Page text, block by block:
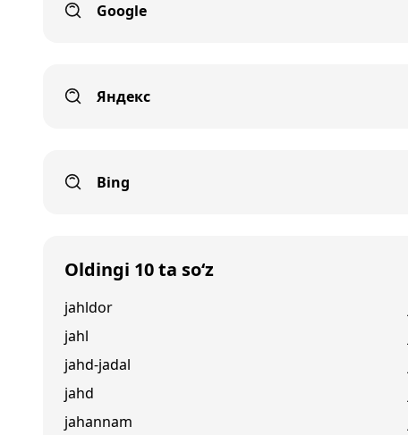
Google
Яндекс
Bing
Oldingi 10 ta so‘z
jahldor
jahl
jahd-jadal
jahd
jahannam